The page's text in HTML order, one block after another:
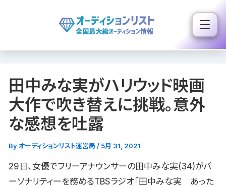
ス
田中みな実がハリウッド映画
大作で吹き替えに挑戦。意外
な感想を吐露
By オーディションリスト運営局 / 5月 31, 2021
29日、女優でフリーアナウンサーの田中みな実(34)がパ
ーソナリティーを務めるTBSラジオ「田中みな実 あった